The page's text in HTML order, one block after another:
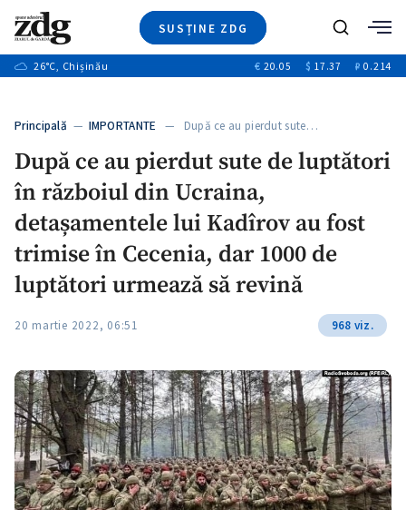
SUSȚINE ZDG
Ştiri
+8
Special
+1
ZdGust
Caută
26°C, Chișinău € 20.05 $ 17.37 ₽ 0.214
Principală — IMPORTANTE — După ce au pierdut sute…
După ce au pierdut sute de luptători
în războiul din Ucraina,
detașamentele lui Kadîrov au fost
trimise în Cecenia, dar 1000 de
luptători urmează să revină
20 martie 2022, 06:51 968 viz.